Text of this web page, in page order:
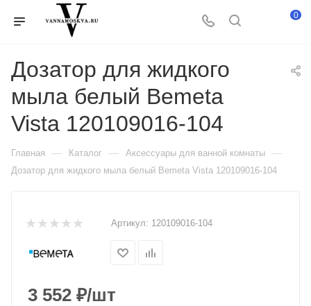
0
Дозатор для жидкого
мыла белый Bemeta
Vista 120109016-104
Главная — Каталог — Аксессуары для ванной комнаты —
Дозатор для жидкого мыла белый Bemeta Vista 120109016-104
Артикул: 120109016-104
3 552 ₽/шт